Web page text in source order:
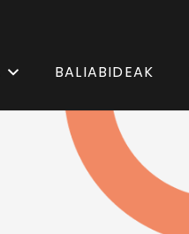
BALIABIDEAK